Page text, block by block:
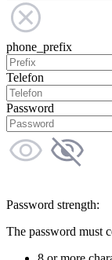
phone_prefix
Telefon
Password
Password strength:
The password must